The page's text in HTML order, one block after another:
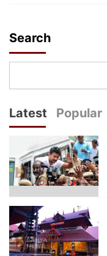
Search
Latest Popular